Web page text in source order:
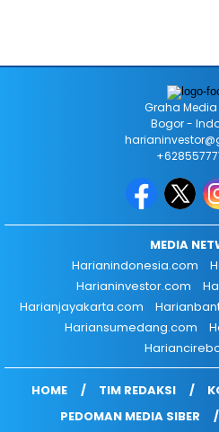
Graha Media
Bogor -
MEDIA
Harianindonesia.com
Harianinvestor.com
Harianjayakarta.com
Hariansumedang.com
HOME TIM REDAKSI
PEDOMAN MEDIA SIBER